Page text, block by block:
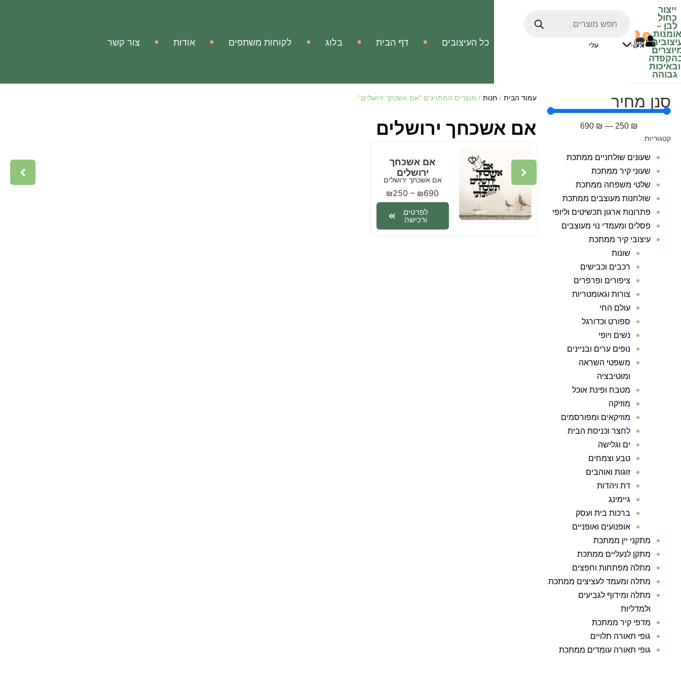
ייצור
כחול
לבן –
אומנות
ובאיכות
גבוהה
₪0
0
עלי
0
אזור
אישי כל העיצובים דף הבית בלוג לקוחות משתפים אודות צור קשר
סנן מחיר
₪
250
—
₪
690
קטגוריות
שעונים שולחניים ממתכת
שעוני קיר ממתכת
שלטי משפחה ממתכת
שולחנות מעוצבים ממתכת
פתרונות ארגון תכשיטים וליופי
פסלים ומעמדי נוי מעוצבים
עיצובי קיר ממתכת
שונות
רכבים וכבישים
ציפורים ופרפרים
צורות וגאומטריות
עולם החי
ספורט וכדורגל
נשים ויופי
נופים ערים ובניינים
משפטי השראה
ומוטיבציה
מטבח ופינת אוכל
מוזיקה
מוזיקאים ומפורסמים
לחצר וכניסת הבית
ים וגלישה
טבע וצמחים
זוגות ואוהבים
דת ויהדות
גיימינג
ברכות בית ועסק
אופנועים ואופניים
מתקני יין ממתכת
מתקן לנעליים ממתכת
מתלה מפתחות וחפצים
מתלה ומעמד לעציצים ממתכת
מתלה ומידוף לגביעים
ולמדליות
מדפי קיר ממתכת
גופי תאורה תלויים
גופי תאורה עומדים ממתכת
עמוד הבית/ חנות/ מוצרים המתויגים “אם אשכחך ירושלים”
אם אשכחך ירושלים
אם אשכחך
ירושלים
אם אשכחך ירושלים
₪250 – ₪690
לפרטים
ורכישה